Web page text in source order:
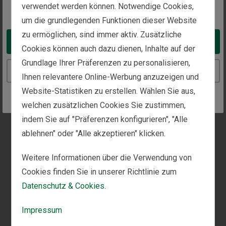
You appear to be in the United States
Take me to the United States website
Vor diesem Hintergrund ist nachvollziehbar, dass die
Versuchung groß ist, am eigenen Portfolio aktiv zu
werden. Laut unseren Gesprächen mit Investoren
kann in einem turbulenten Umfeldalleineine
Handlung zu ergreifen schon das Gefühl vermitteln,
die Kontrolle zurückzugewinnen. Tritt dieses Gefühl
auf, raten wir Anlegern, kurz innezuhalten und sich
einige Fragen zu stellen.
Erstens: Befinden sich die Aktienmärkte in einer
Korrektur oder in einem Bärenmarkt? Eine Korrektur
10 bis 20 Prozent. Laut unseren Untersuchungen fällt
ein panikartiger Kursrückgang oft mit einer
beängstigenden, schlagzeilenträchtigen Meldung
Zollankündigung am „Tag der Befreiung“ im
vergangenen Jahr. Auch die aktuellen
verwendet werden können. Notwendige Cookies,
um die grundlegenden Funktionen dieser Website
zu ermöglichen, sind immer aktiv. Zusätzliche
Cookies können auch dazu dienen, Inhalte auf der
Grundlage Ihrer Präferenzen zu personalisieren,
Ihnen relevantere Online-Werbung anzuzeigen und
Website-Statistiken zu erstellen. Wählen Sie aus,
welchen zusätzlichen Cookies Sie zustimmen,
indem Sie auf "Präferenzen konfigurieren", "Alle
ablehnen" oder "Alle akzeptieren" klicken.
Weitere Informationen über die Verwendung von
Cookies finden Sie in unserer Richtlinie zum
Datenschutz & Cookies.
Impressum